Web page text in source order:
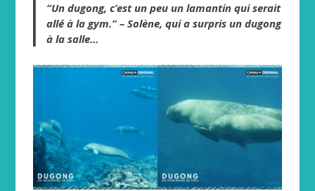
“Un dugong, c’est un peu un lamantin qui serait
allé à la gym.” – Solène, qui a surpris un dugong
à la salle…